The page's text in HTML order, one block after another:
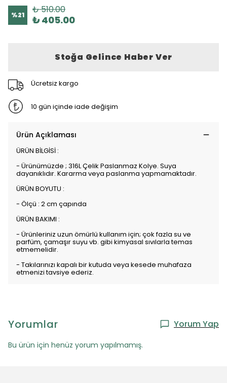
%21 ₺ 510.00
₺ 405.00
Stoğa Gelince Haber Ver
Ücretsiz kargo
10 gün içinde iade değişim
Ürün Açıklaması
ÜRÜN BİLGİSİ :
- Ürünümüzde ; 316L Çelik Paslanmaz Kolye. Suya
dayanıklıdır. Kararma veya paslanma yapmamaktadır.
ÜRÜN BOYUTU :
- Ölçü : 2 cm çapında
ÜRÜN BAKIMI :
- Ürünleriniz uzun ömürlü kullanım için; çok fazla su ve
parfüm, çamaşır suyu vb. gibi kimyasal sıvılarla temas
etmemelidir.
- Takılarınızı kapalı bir kutuda veya kesede muhafaza
etmenizi tavsiye ederiz.
Yorumlar Yorum Yap
Bu ürün için henüz yorum yapılmamış.